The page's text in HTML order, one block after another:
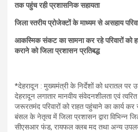
तक पहुंच रही प्रशासनिक सहायता
जिला स्तरीय प्रोजेक्टों के माध्यम से असहाय
आकस्मिक संकट का सामना कर रहे परिवारों को
कराने को जिला प्रशासन प्रतिबद्ध
*देहरादून : मुख्यमंत्री के निर्देशों को धरातल पर
देहरादून लगातार मानवीय संवेदनशीलता एवं
जरूरतमंद परिवारों को राहत पहुंचाने का कार्य कर
बंसल के नेतृत्व में जिला प्रशासन द्वारा विभिन्न
सीएसआर फंड, रायफल क्लब मद तथा अन्य